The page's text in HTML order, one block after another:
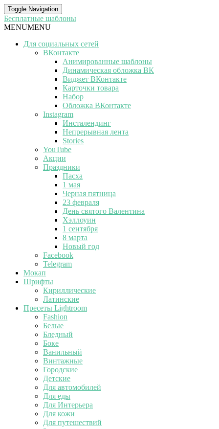
Toggle Navigation
Бесплатные шаблоны
MENUMENU
Для социальных сетей
ВКонтакте
Анимированные шаблоны
Динамическая обложка ВК
Виджет ВКонтакте
Карточки товара
Набор
Обложка ВКонтакте
Instagram
Инсталендинг
Непрерывная лента
Stories
YouTube
Акции
Праздники
Пасха
1 мая
Черная пятница
23 февраля
День святого Валентина
Хэллоуин
1 сентября
8 марта
Новый год
Facebook
Telegram
Мокап
Шрифты
Кириллические
Латинские
Пресеты Lightroom
Fashion
Белые
Бледный
Боке
Ванильный
Винтажные
Городские
Детские
Для автомобилей
Для еды
Для Интерьера
Для кожи
Для путешествий